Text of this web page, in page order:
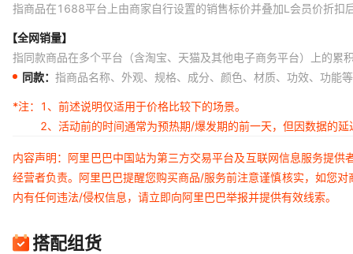
指商品在1688平台上由商家自行设置的销售标价并叠加L会员价折扣
【全网销量】
指同款商品在多个平台（含淘宝、天猫及其他电子商务平台）上的累
同款： 指商品名称、外观、规格、成分、颜色、材质、功效、功能
*注：
1、前述说明仅适用于价格比较下的场景。
2、活动前的时间通常为预热期/爆发期的前一天，但因数据的
内容声明：阿里巴巴中国站为第三方交易平台及互联网信息服务提
经营者负责。阿里巴巴提醒您购买商品/服务前注意谨慎核实，如您
内有任何违法/侵权信息，请立即向阿里巴巴举报并提供有效线索。
搭配组货